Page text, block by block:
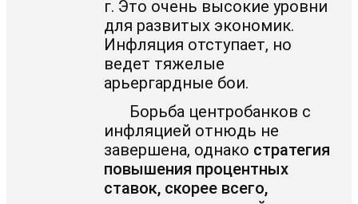
г. Это очень высокие уровни
для развитых экономик.
Инфляция отступает, но
ведет тяжелые
арьергардные бои.
Борьба центробанков с
инфляцией отнюдь не
завершена, однако стратегия
повышения процентных
ставок, скорее всего,